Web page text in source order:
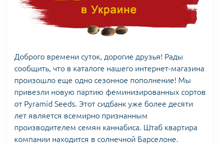
Доброго времени суток, дорогие друзья! Рады
сообщить, что в каталоге нашего интернет-магазина
произошло еще одно сезонное пополнение! Мы
привезли новую партию феминизированных сортов
от Pyramid Seeds. Этот сидбанк уже более десяти
лет является всемирно признанным
производителем семян каннабиса. Штаб квартира
компании находится в солнечной Барселоне.